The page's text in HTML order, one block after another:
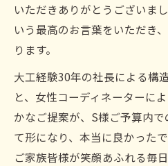
いただきありがとうございま
いう最高のお言葉をいただき
ります。
大工経験30年の社長による構
と、女性コーディネーターに
かなご提案が、S様ご予算内
て形になり、本当に良かった
ご家族皆様が笑顔あふれる毎